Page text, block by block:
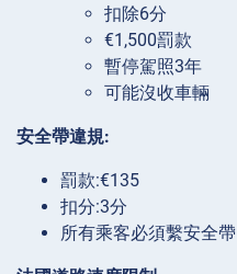
扣除6分
€1,500罰款
暫停駕照3年
可能沒收車輛
安全帶違規:
罰款:€135
扣分:3分
所有乘客必須繫安全帶